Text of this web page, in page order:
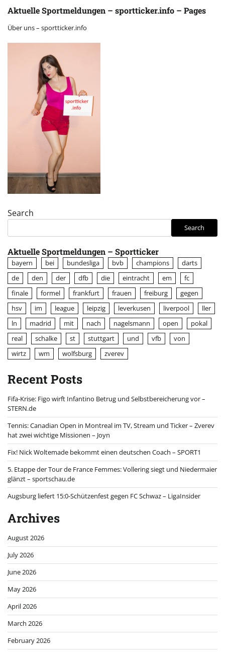
Aktuelle Sportmeldungen – sportticker.info – Pages
Über uns – sportticker.info
Search
Search
Aktuelle Sportmeldungen – Sportticker
bayern bei bundesliga bvb champions
darts
de
den der dfb die eintracht em
fc
finale
formel frankfurt frauen freiburg
gegen
hsv
im league leipzig leverkusen liverpool
ller
ln
madrid mit nach nagelsmann open
pokal
real
schalke st stuttgart und vfb
von
wirtz
wm wolfsburg zverev
Recent Posts
Fifa-Krise: Figo wirft Infantino Betrug und Selbstbereicherung vor –
STERN.de
Tennis: Canadian Open in Montreal im TV, Stream und Ticker – Zverev
hat zwei wichtige Missionen – Joyn
Fix! Nick Woltemade bekommt einen deutschen Coach – SPORT1
5. Etappe der Tour de France Femmes: Vollering siegt und Niedermaier
glänzt – sportschau.de
Augsburg liefert 15:0-Schützenfest gegen FC Schwaz – LigaInsider
Archives
August 2026
July 2026
June 2026
May 2026
April 2026
March 2026
February 2026